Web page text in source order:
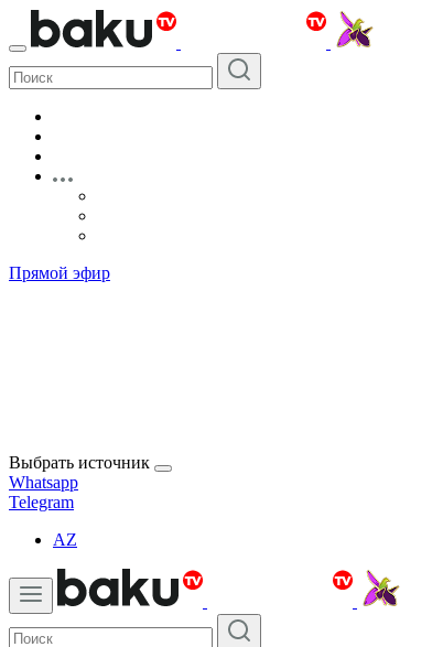
Прямой эфир
Выбрать источник
Whatsapp
Telegram
AZ